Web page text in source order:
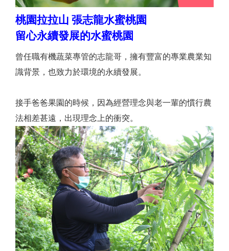
桃園拉拉山 張志龍水蜜桃園
留心永續發展的水蜜桃園
曾任職有機蔬菜專管的志龍哥，擁有豐富的專業農業知
識背景，也致力於環境的永續發展。
接手爸爸果園的時候，因為經營理念與老一輩的慣行農
法相差甚遠，出現理念上的衝突。